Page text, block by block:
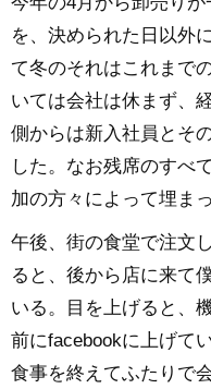
を、決められた日以外
て冬のそれはこれまで
いては会社は休まず、
側からは新入社員とそ
した。なお残席のすべ
加の方々によって埋まっ
午後、街の食堂で注文
ると、後から店に来て
いる。目を上げると、
前にfacebookに上げて
食事を終えてふたりで